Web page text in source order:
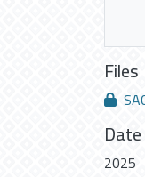
Files
Date
2025